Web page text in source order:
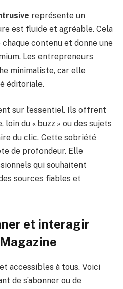
représente un
est fluide et agréable. Cela
contenu et donne une
Les entrepreneurs
minimaliste, car elle
éditoriale.
sur l’essentiel. Ils offrent
du « buzz » ou des sujets
du clic. Cette sobriété
de profondeur. Elle
qui souhaitent
sources fiables et
et interagir
accessibles à tous. Voici
de s’abonner ou de